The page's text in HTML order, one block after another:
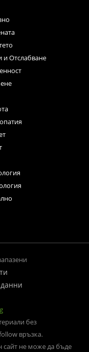
и Отслабване
без
връзка.
сайт не може да бъде